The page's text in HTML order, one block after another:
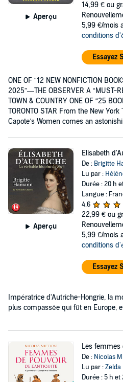
Aperçu
14,99 € ou
5,99 €/mois
conditions
Essayez
ONE OF “12 NEW NONFICTION
2025”—THE OBSERVER A “MUST-
TOWN & COUNTRY ONE OF “25
TORONTO STAR From the New
Capote’s Women comes an
Aperçu
Elisabeth
De : Brigitte
Lu par :
Durée : 20 h
Langue :
4,6
22,99 € ou
5,99 €/mois
conditions
Essayez
Impératrice d'Autriche-Hongrie, la
plus compassée qui fût en Europe,
Les
De : Nicolas
Lu par :Zelda
Durée : 5 h et